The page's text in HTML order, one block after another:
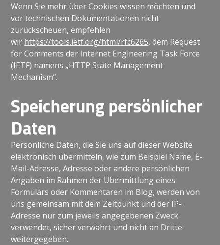
Wenn Sie mehr über Cookies wissen möchten und
vor technischen Dokumentationen nicht
zurückscheuen, empfehlen
wir https://tools.ietf.org/html/rfc6265, dem Request
for Comments der Internet Engineering Task Force
(IETF) namens „HTTP State Management
Mechanism“.
Speicherung persönlicher
Daten
Persönliche Daten, die Sie uns auf dieser Website
elektronisch übermitteln, wie zum Beispiel Name, E-
Mail-Adresse, Adresse oder andere persönlichen
Angaben im Rahmen der Übermittlung eines
Formulars oder Kommentaren im Blog, werden von
uns gemeinsam mit dem Zeitpunkt und der IP-
Adresse nur zum jeweils angegebenen Zweck
verwendet, sicher verwahrt und nicht an Dritte
weitergegeben.